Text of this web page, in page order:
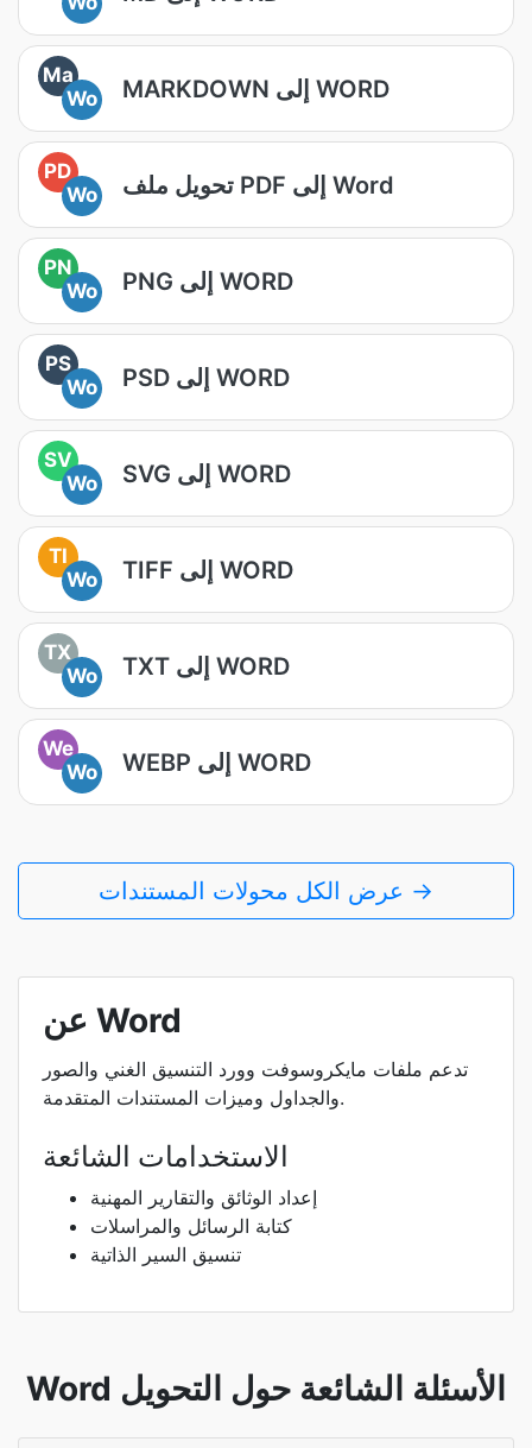
Ma
Wo
MARKDOWN إلى WORD
PD
Wo
تحويل ملف PDF إلى Word
PN
Wo
PNG إلى WORD
PS
Wo
PSD إلى WORD
SV
Wo
SVG إلى WORD
TI
Wo
TIFF إلى WORD
TX
Wo
TXT إلى WORD
We
Wo
WEBP إلى WORD
عرض الكل محولات المستندات →
عن Word
تدعم ملفات مايكروسوفت وورد التنسيق الغني والصور
والجداول وميزات المستندات المتقدمة.
الاستخدامات الشائعة
إعداد الوثائق والتقارير المهنية
كتابة الرسائل والمراسلات
تنسيق السير الذاتية
Word الأسئلة الشائعة حول التحويل